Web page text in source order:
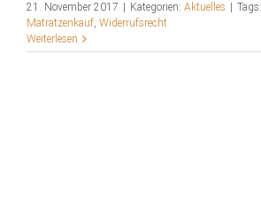
21. November 2017 Kategorien: Aktuelles Tags:
Matratzenkauf, Widerrufsrecht
Weiterlesen